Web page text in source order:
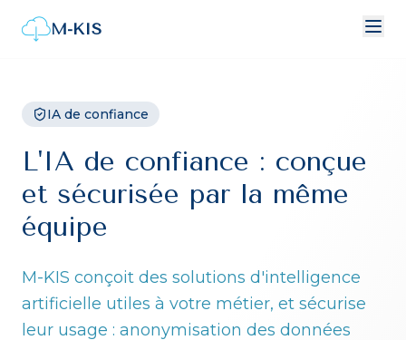
M-KIS
IA de confiance
L'IA de confiance : conçue
et sécurisée par la même
équipe
M-KIS conçoit des solutions d'intelligence
artificielle utiles à votre métier, et sécurise
leur usage : anonymisation des données